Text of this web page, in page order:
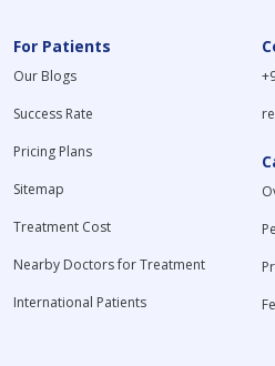
For Patients
Our Blogs
Success Rate
Pricing Plans
Sitemap
Treatment Cost
Nearby Doctors for Treatment
International Patients